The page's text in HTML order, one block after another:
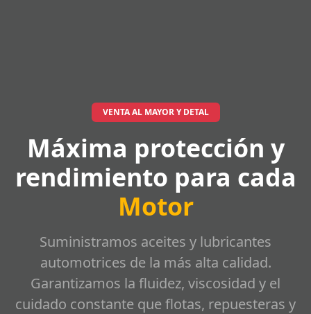
VENTA AL MAYOR Y DETAL
Máxima protección y
rendimiento para cada
Motor
Suministramos aceites y lubricantes
automotrices de la más alta calidad.
Garantizamos la fluidez, viscosidad y el
cuidado constante que flotas, repuesteras y